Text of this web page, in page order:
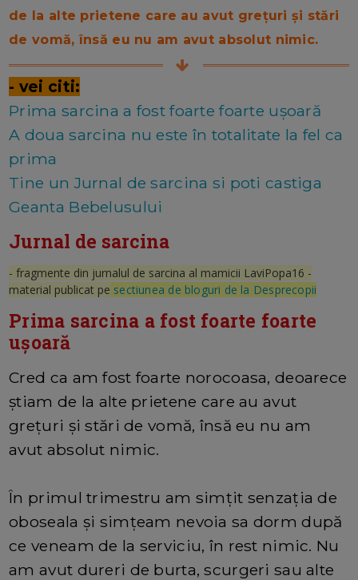
de la alte prietene care au avut grețuri și stări
de vomă, însă eu nu am avut absolut nimic.
- vei citi:
Prima sarcina a fost foarte foarte ușoară
A doua sarcina nu este în totalitate la fel ca
prima
Tine un Jurnal de sarcina si poti castiga
Geanta Bebelusului
Jurnal de sarcina
- fragmente din jurnalul de sarcina al mamicii LaviPopa16 -
material publicat pe sectiunea de bloguri de la Desprecopii
Prima sarcina a fost foarte foarte
ușoară
Cred ca am fost foarte norocoasa, deoarece
știam de la alte prietene care au avut
grețuri și stări de vomă, însă eu nu am
avut absolut nimic.
În primul trimestru am simțit senzația de
oboseala și simțeam nevoia sa dorm după
ce veneam de la serviciu, în rest nimic. Nu
am avut dureri de burta, scurgeri sau alte